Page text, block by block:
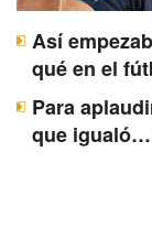
Así
qué en el
Para
que igualó…